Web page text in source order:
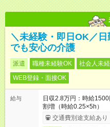
＼未経験・即日OK／
でも安心の介護
派遣 職種未経験OK 社会人未
WEB登録・面接OK
給与
日収2.8万円：時給
割増（時給0.25×5h）
交通費別途支給あり